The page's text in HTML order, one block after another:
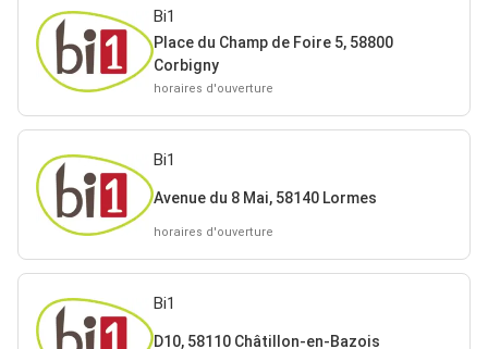
Bi1
Place du Champ de Foire 5, 58800
Corbigny
horaires d'ouverture
Bi1
Avenue du 8 Mai, 58140 Lormes
horaires d'ouverture
Bi1
D10, 58110 Châtillon-en-Bazois